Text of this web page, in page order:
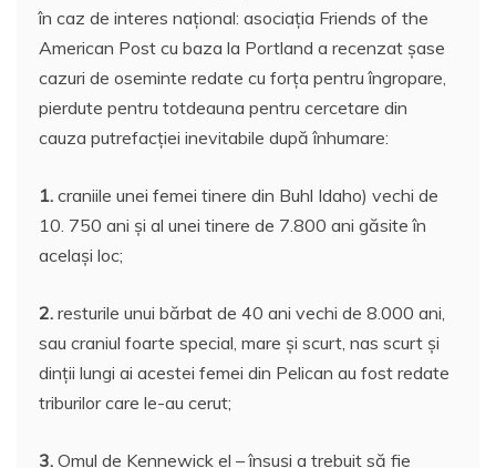
în caz de interes naţional: asociaţia Friends of the
American Post cu baza la Portland a recenzat şase
cazuri de oseminte redate cu forţa pentru îngropare,
pierdute pentru totdeauna pentru cercetare din
cauza putrefacţiei inevitabile după înhumare:
1. craniile unei femei tinere din Buhl Idaho) vechi de
10. 750 ani şi al unei tinere de 7.800 ani găsite în
acelaşi loc;
2. resturile unui bărbat de 40 ani vechi de 8.000 ani,
sau craniul foarte special, mare şi scurt, nas scurt şi
dinţii lungi ai acestei femei din Pelican au fost redate
triburilor care le-au cerut;
3. Omul de Kennewick el – însuşi a trebuit să fie